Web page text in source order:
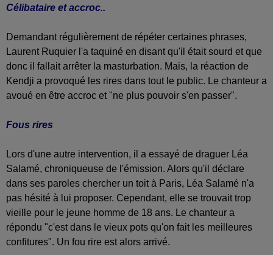
Célibataire et accroc..
Demandant régulièrement de répéter certaines phrases,
Laurent Ruquier l'a taquiné en disant qu'il était sourd et que
donc il fallait arrêter la masturbation. Mais, la réaction de
Kendji a provoqué les rires dans tout le public. Le chanteur a
avoué en être accroc et "ne plus pouvoir s'en passer".
Fous rires
Lors d'une autre intervention, il a essayé de draguer Léa
Salamé, chroniqueuse de l'émission. Alors qu'il déclare
dans ses paroles chercher un toit à Paris, Léa Salamé n'a
pas hésité à lui proposer. Cependant, elle se trouvait trop
vieille pour le jeune homme de 18 ans. Le chanteur a
répondu "c'est dans le vieux pots qu'on fait les meilleures
confitures". Un fou rire est alors arrivé.